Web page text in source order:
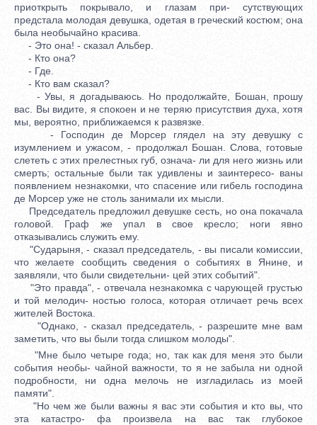
приоткрыть покрывало, и глазам при- сутствующих
предстала молодая девушка, одетая в греческий костюм; она
была необычайно красива.
- Это она! - сказал Альбер.
- Кто она?
- Где.
- Кто вам сказал?
- Увы, я догадываюсь. Но продолжайте, Бошан, прошу
вас. Вы видите, я спокоен и не теряю присутствия духа, хотя
мы, вероятно, приближаемся к развязке.
- Господин де Морсер глядел на эту девушку с
изумлением и ужасом, - продолжал Бошан. Слова, готовые
слететь с этих прелестных губ, означа- ли для него жизнь или
смерть; остальные были так удивлены и заинтересо- ваны
появлением незнакомки, что спасение или гибель господина
де Морсер уже не столь занимали их мысли.
Председатель предложил девушке сесть, но она покачала
головой. Граф же упал в свое кресло; ноги явно
отказывались служить ему.
"Сударыня, - сказал председатель, - вы писали комиссии,
что желаете сообщить сведения о событиях в Янине, и
заявляли, что были свидетельни- цей этих событий".
"Это правда", - отвечала незнакомка с чарующей грустью
и той мелодич- ностью голоса, которая отличает речь всех
жителей Востока.
"Однако, - сказал председатель, - разрешите мне вам
заметить, что вы были тогда слишком молоды".
"Мне было четыре года; но, так как для меня это были
события необы- чайной важности, то я не забыла ни одной
подробности, ни одна мелочь не изгладилась из моей
памяти".
"Но чем же были важны я вас эти события и кто вы, что
эта катастро- фа произвела на вас так глубокое